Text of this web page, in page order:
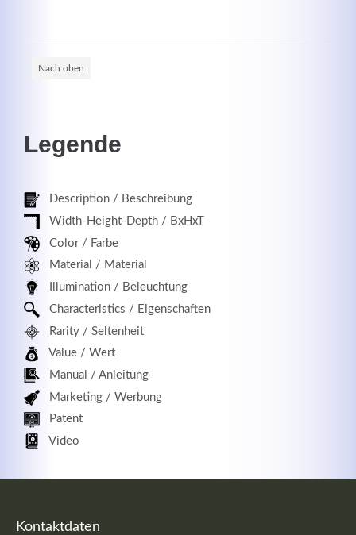
Nach oben
Legende
Description / Beschreibung
Width-Height-Depth / BxHxT
Color / Farbe
Material / Material
Illumination / Beleuchtung
Characteristics / Eigenschaften
Rarity / Seltenheit
Value / Wert
Manual / Anleitung
Marketing / Werbung
Patent
Video
Kontaktdaten